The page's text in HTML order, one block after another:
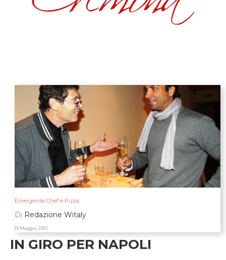
Emergente Chef e Pizza
Di Redazione Witaly
19 Maggio 2012
IN GIRO PER NAPOLI